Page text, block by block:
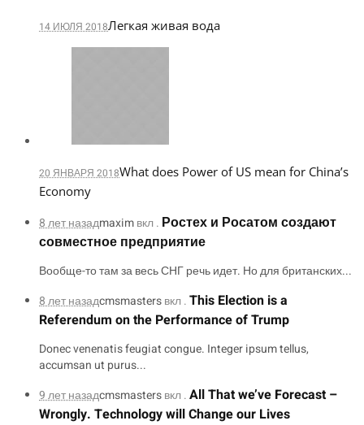
14 ИЮЛЯ 2018Легкая живая вода
20 ЯНВАРЯ 2018What does Power of US mean for China’s
Economy
8 лет назадmaximвкл . Ростех и Росатом создают
совместное предприятие
Вообще-то там за весь СНГ речь идет. Но для британских...
8 лет назадcmsmastersвкл .This Election is a
Referendum on the Performance of Trump
Donec venenatis feugiat congue. Integer ipsum tellus,
accumsan ut purus...
9 лет назадcmsmastersвкл .All That we’ve Forecast –
Wrongly. Technology will Change our Lives